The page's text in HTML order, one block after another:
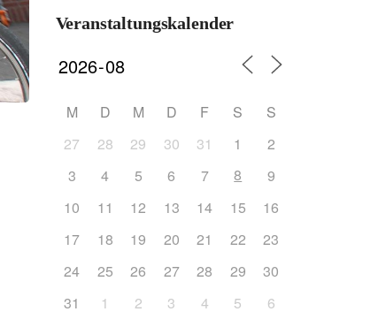
Veranstaltungskalender
M D M D F S
S
27
28 29 30 31 1
2
3
4 5 6 7 8
9
10
11 12 13 14 15
16
17
18 19 20 21 22
23
24
25 26 27 28 29
30
31
1 2 3 4 5 6